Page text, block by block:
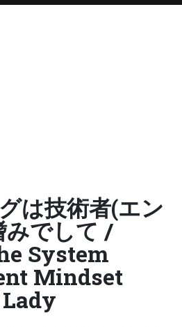
は技術者(エン
みでして /
System
Mindset